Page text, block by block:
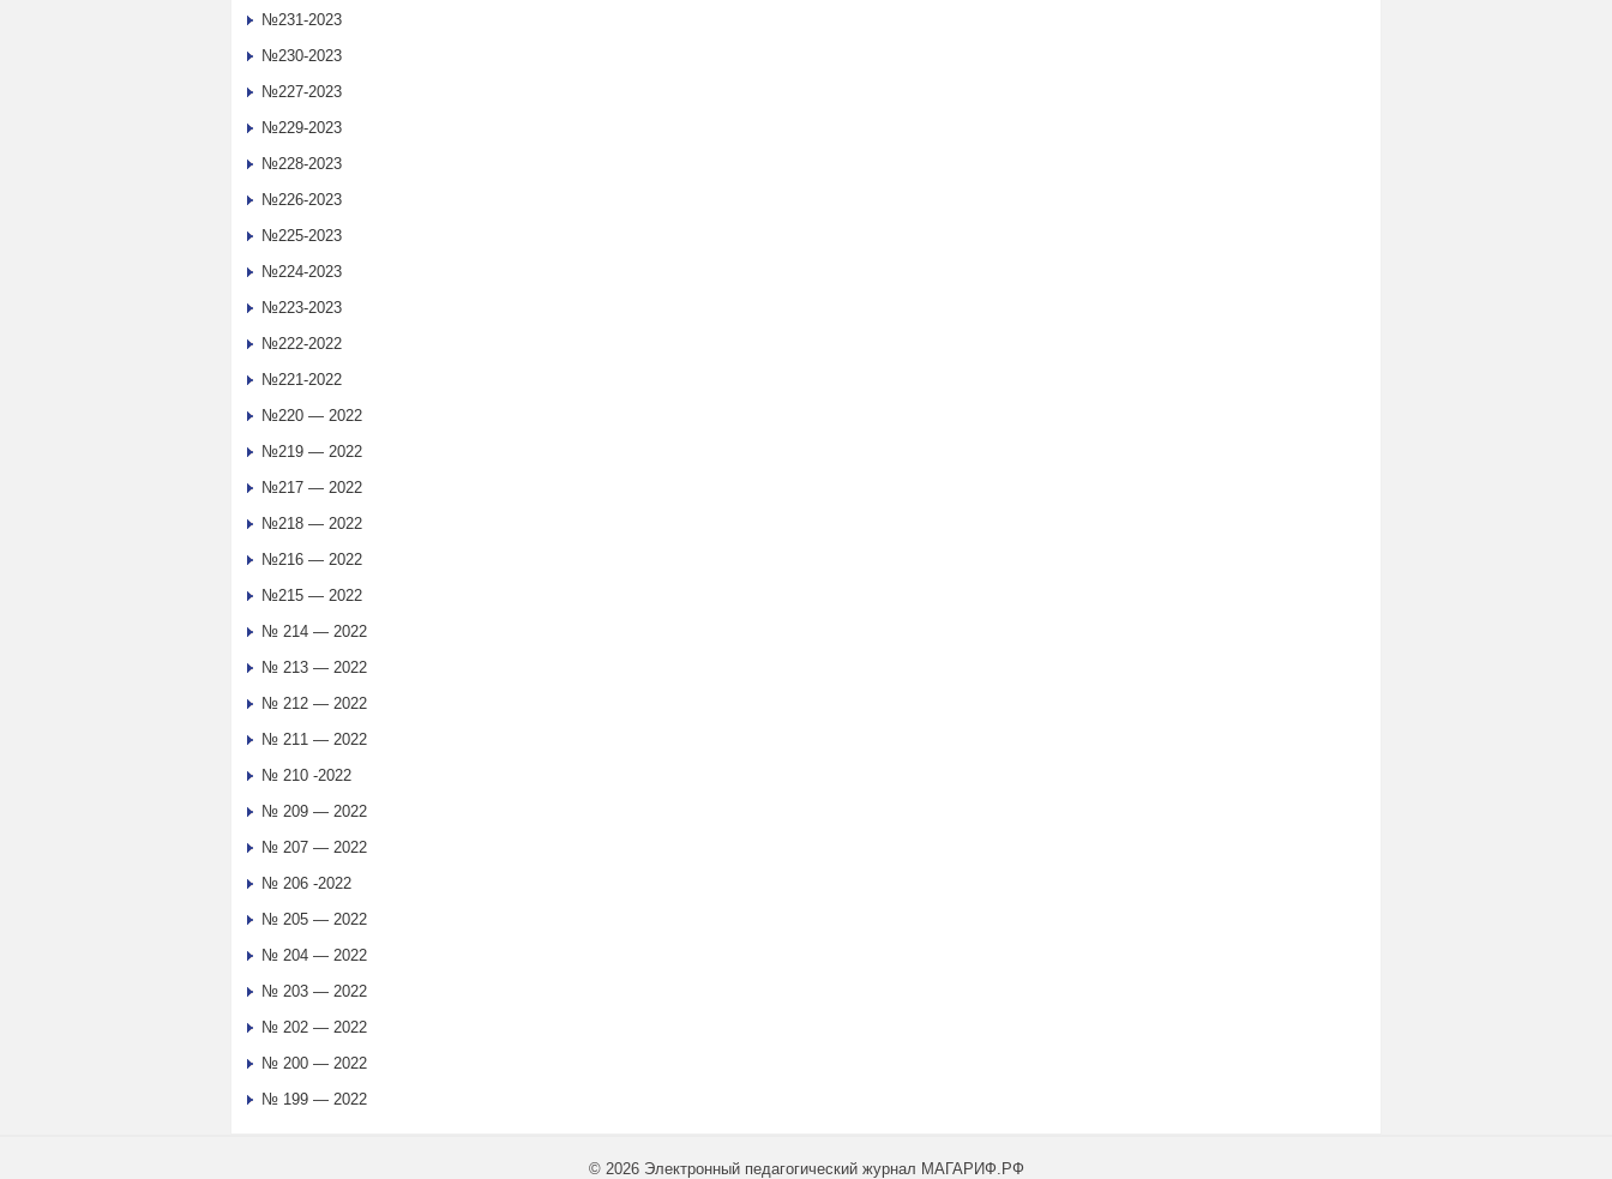
№231-2023
№230-2023
№227-2023
№229-2023
№228-2023
№226-2023
№225-2023
№224-2023
№223-2023
№222-2022
№221-2022
№220 — 2022
№219 — 2022
№217 — 2022
№218 — 2022
№216 — 2022
№215 — 2022
№ 214 — 2022
№ 213 — 2022
№ 212 — 2022
№ 211 — 2022
№ 210 -2022
№ 209 — 2022
№ 207 — 2022
№ 206 -2022
№ 205 — 2022
№ 204 — 2022
№ 203 — 2022
№ 202 — 2022
№ 200 — 2022
№ 199 — 2022
© 2026 Электронный педагогический журнал МАГАРИФ.РФ